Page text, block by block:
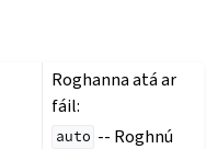
Roghanna atá ar
fáil:
auto -- Roghnú